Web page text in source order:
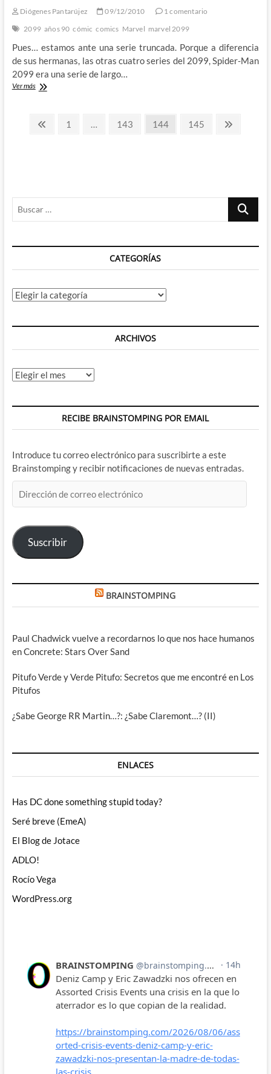
espacio.
Parte
Diógenes Pantarújez 09/12/2010
1 comentario
2099 años 90 cómic comics Marvel marvel 2099
Pues… estamos ante una serie truncada. Porque a diferencia
de sus hermanas, las otras cuatro series del 2099, Spider-Man
2099 era una serie de largo…
Ver másSpiderman
carismático
Paginación
PáginaPágina
1 … Página
143 Página
144 Página
145
Buscar
CATEGORÍAS
Categorías
ARCHIVOS
Archivos
RECIBE BRAINSTOMPING POR EMAIL
Introduce tu correo electrónico para suscribirte a este
Brainstomping y recibir notificaciones de nuevas entradas.
de
electrónico
Suscribir
BRAINSTOMPING
Paul Chadwick vuelve a recordarnos lo que nos hace humanos
en Concrete: Stars Over Sand
Pitufo Verde y Verde Pitufo: Secretos que me encontré en Los
Pitufos
¿Sabe George RR Martin…?: ¿Sabe Claremont…? (II)
ENLACES
Has DC done something stupid today?
Seré breve (EmeA)
El Blog de Jotace
ADLO!
Rocío Vega
WordPress.org